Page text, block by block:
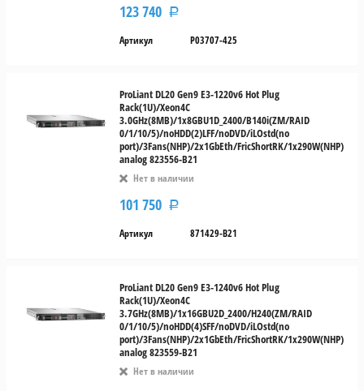
123 740 Р
Артикул P03707-425
ProLiant DL20 Gen9 E3-1220v6 Hot Plug
Rack(1U)/Xeon4C
3.0GHz(8MB)/1x8GBU1D_2400/B140i(ZM/RAID
0/1/10/5)/noHDD(2)LFF/noDVD/iLOstd(no
port)/3Fans(NHP)/2x1GbEth/FricShortRK/1x290W(NHP)
analog 823556-B21
Нет в наличии
101 750 Р
Артикул 871429-B21
ProLiant DL20 Gen9 E3-1240v6 Hot Plug
Rack(1U)/Xeon4C
3.7GHz(8MB)/1x16GBU2D_2400/H240(ZM/RAID
0/1/10/5)/noHDD(4)SFF/noDVD/iLOstd(no
port)/3Fans(NHP)/2x1GbEth/FricShortRK/1x290W(NHP)
analog 823559-B21
Нет в наличии